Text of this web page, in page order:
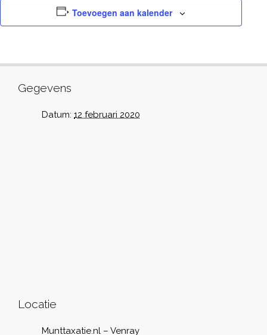
Toevoegen aan kalender
Gegevens
Datum: 12 februari 2020
Locatie
Munttaxatie.nl – Venray